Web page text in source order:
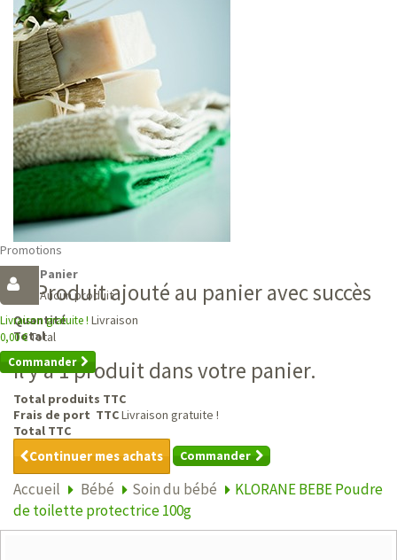
Promotions
Panier
Aucun produit
Livraison gratuite ! Livraison
0,00 €Total
Commander
Produit ajouté au panier avec succès
Quantité
Total
Il y a 1 produit dans votre panier.
Total produits TTC
Frais de port TTCLivraison gratuite !
Total TTC
Continuer mes achats Commander
Accueil Bébé Soin du bébé
KLORANE BEBE Poudre
de toilette protectrice 100g